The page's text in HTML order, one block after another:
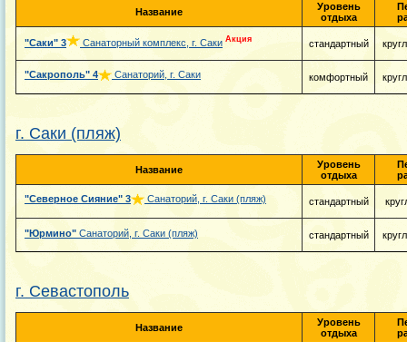
Название
Уровень
отдыха
"Саки" 3 Санаторный комплекс, г. Саки Акция стандартный
"Сакрополь" 4 Санаторий, г. Саки комфортный
г. Саки (пляж)
Название
Уровень
отдыха
"Северное Сияние" 3 Санаторий, г. Саки (пляж) стандартный
"Юрмино" Санаторий, г. Саки (пляж) стандартный
г. Севастополь
Название
Уровень
отдыха